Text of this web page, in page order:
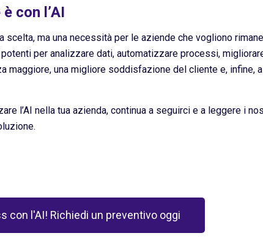
con l’AI
scelta, ma una necessità per le aziende che vogliono
per analizzare dati, automatizzare processi,
maggiore, una migliore soddisfazione del cliente e, infine,
l’AI nella tua azienda, continua a seguirci e a leggere i
con l'AI! Richiedi un preventivo oggi